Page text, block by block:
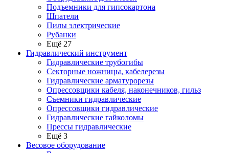
Подъемники для гипсокартона
Шпатели
Пилы электрические
Рубанки
Ещё 27
Гидравлический инструмент
Гидравлические трубогибы
Секторные ножницы, кабелерезы
Гидравлические арматурорезы
Опрессовщики кабеля, наконечников, гильз
Съемники гидравлические
Опрессовщики гидравлические
Гидравлические гайколомы
Прессы гидравлические
Ещё 3
Весовое оборудование